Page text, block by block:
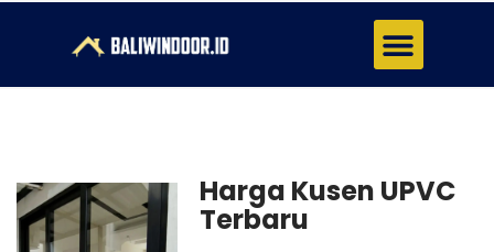
Harga Kusen UPVC
Terbaru